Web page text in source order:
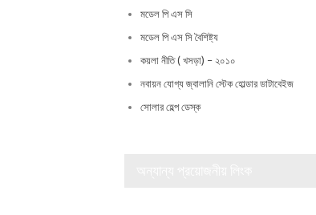
মডেল পি এস সি
মডেল পি এস সি বৈশিষ্ট্য
কয়লা নীতি ( খসড়া) – ২০১০
নবায়ন যোগ্য জ্বালানি স্টেক হোল্ডার ডাটাবেইজ
সোলার হেল্প ডেস্ক